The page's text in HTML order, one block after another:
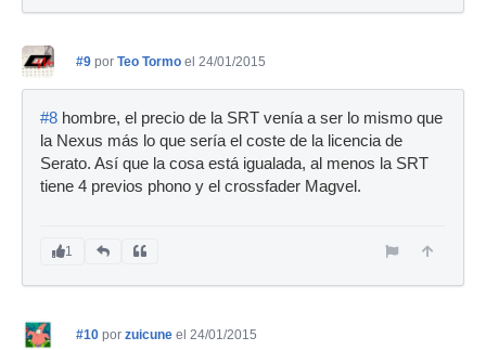
#9 por Teo Tormo el 24/01/2015
#8 hombre, el precio de la SRT venía a ser lo mismo que
la Nexus más lo que sería el coste de la licencia de
Serato. Así que la cosa está igualada, al menos la SRT
tiene 4 previos phono y el crossfader Magvel.
1
#10 por zuicune el 24/01/2015